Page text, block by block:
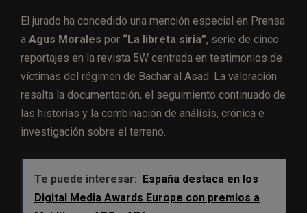
El jurado ha concedido una mención especial en Prensa
a Agus Morales por “La libreta siria”, serie de cinco
reportajes en la revista 5W centrada en testimonios de
víctimas del régimen de Bachar al Asad. La valoración
resalta la documentación, el seguimiento continuado de
las historias y la combinación de análisis, crónica e
investigación sobre el terreno.
Te puede interesar:
España destaca en los
Digital Media Awards Europe con premios a